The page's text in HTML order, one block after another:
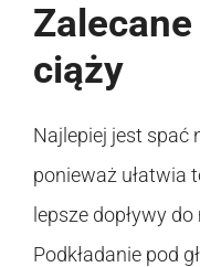
ciąży
Najlepiej jest spać
ponieważ ułatwia
lepsze dopływy
Podkładanie pod